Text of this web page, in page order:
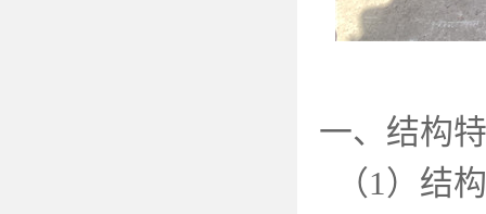
一、结构
（1）结